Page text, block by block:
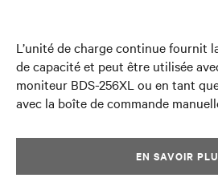
L’unité de charge continue fournit
de capacité et peut être utilisée
moniteur BDS-256XL ou en tant
avec la boîte de commande
EN SAVOIR